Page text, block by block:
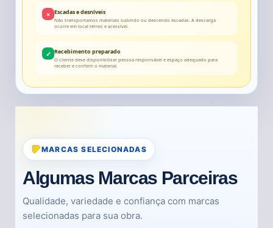
× Escadas e desníveis
Não transportamos materiais subindo ou descendo escadas. A descarga
ocorre em local térreo e acessível.
✓ Recebimento preparado
O cliente deve disponibilizar pessoa responsável e espaço adequado para
receber e conferir o material.
MARCAS SELECIONADAS
Algumas Marcas Parceiras
Qualidade, variedade e confiança com marcas
selecionadas para sua obra.